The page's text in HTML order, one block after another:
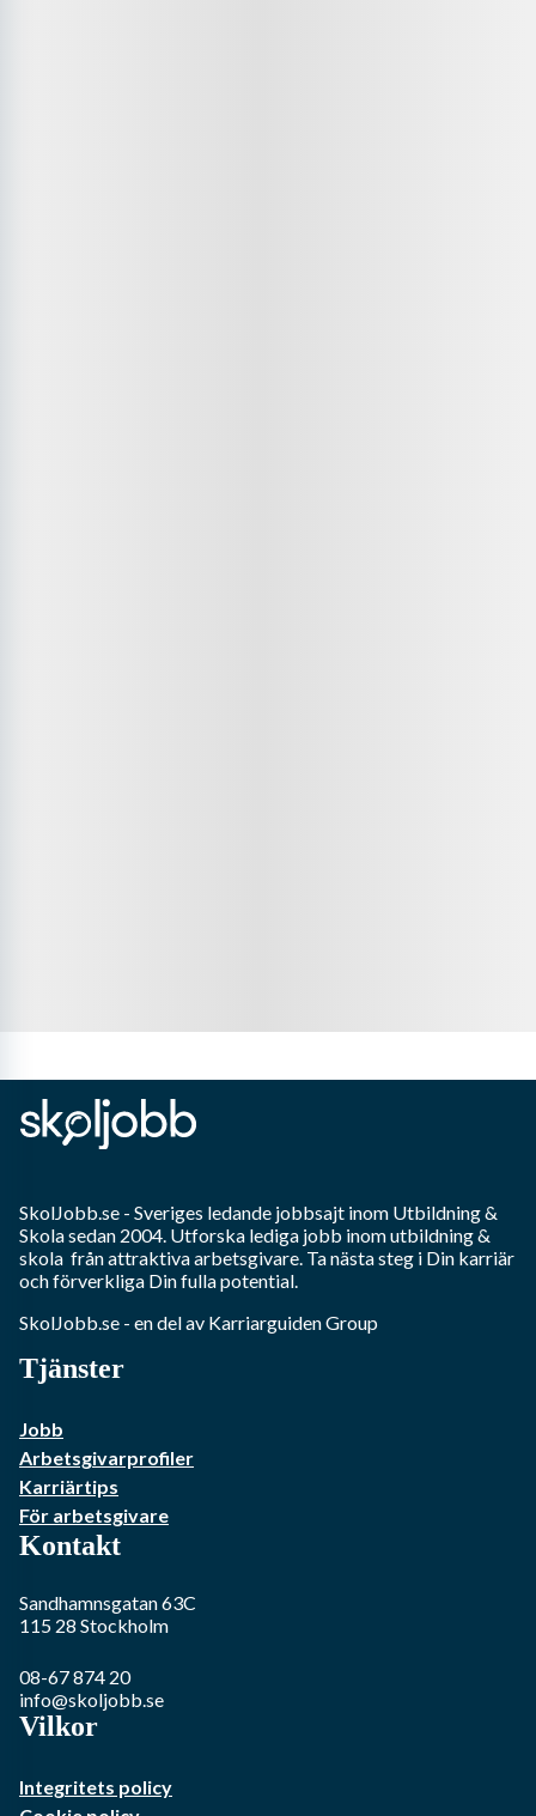
SkolJobb.se - Sveriges ledande jobbsajt inom Utbildning &
Skolasedan 2004. Utforska lediga jobb inomutbildning &
skola från attraktiva arbetsgivare. Ta nästa steg i Din karriär
och förverkliga Din fulla potential.
SkolJobb.se - en del av Karriarguiden Group
Tjänster
Jobb
Arbetsgivarprofiler
Karriärtips
För arbetsgivare
Kontakt
Sandhamnsgatan 63C
115 28 Stockholm
08-67 874 20
info@skoljobb.se
Vilkor
Integritets policy